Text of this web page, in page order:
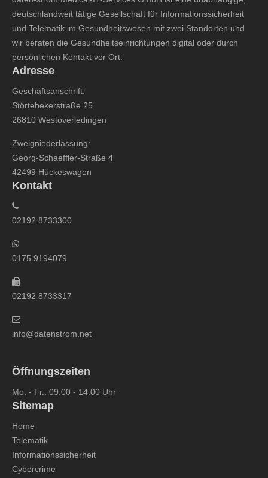
deutschlandweit tätige Gesellschaft für Informationssicherheit
und Telematik im Gesundheitswesen mit zwei Standorten und
wir beraten die Gesundheitseinrichtungen digital oder durch
persönlichen Kontakt vor Ort.
Adresse
Geschäftsanschrift:
Störtebekerstraße 25
26810 Westoverledingen
Zweigniederlassung:
Georg-Schaeffler-Straße 4
42499 Hückeswagen
Kontakt
02192 8733300
0175 9194079
02192 8733317
info@datenstrom.net
Öffnungszeiten
Mo. - Fr.: 09:00 - 14:00 Uhr
Sitemap
Home
Telematik
Informationssicherheit
Cybercrime